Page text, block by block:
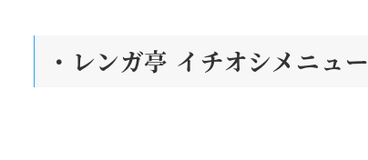
・レンガ亭 イチオシメニュー